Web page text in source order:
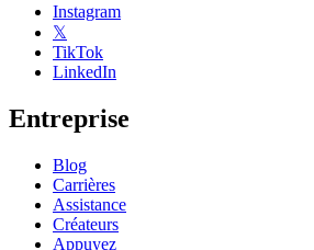
Instagram
𝕏
TikTok
LinkedIn
Entreprise
Blog
Carrières
Assistance
Créateurs
Appuyez